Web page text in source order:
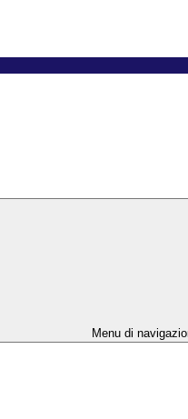
Menu di